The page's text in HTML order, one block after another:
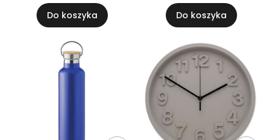
Do koszyka Do koszyka